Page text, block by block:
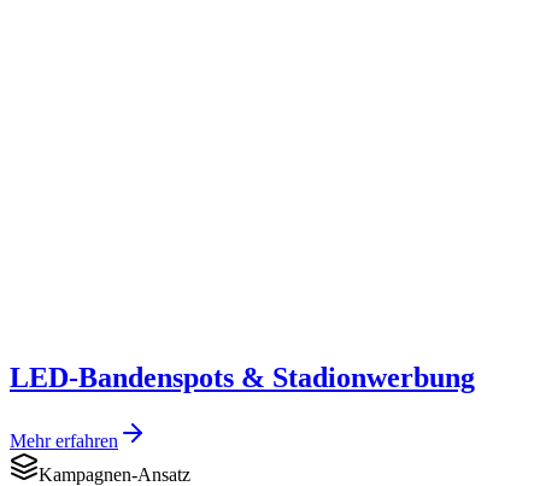
LED-Bandenspots & Stadionwerbung
Mehr erfahren
Kampagnen-Ansatz